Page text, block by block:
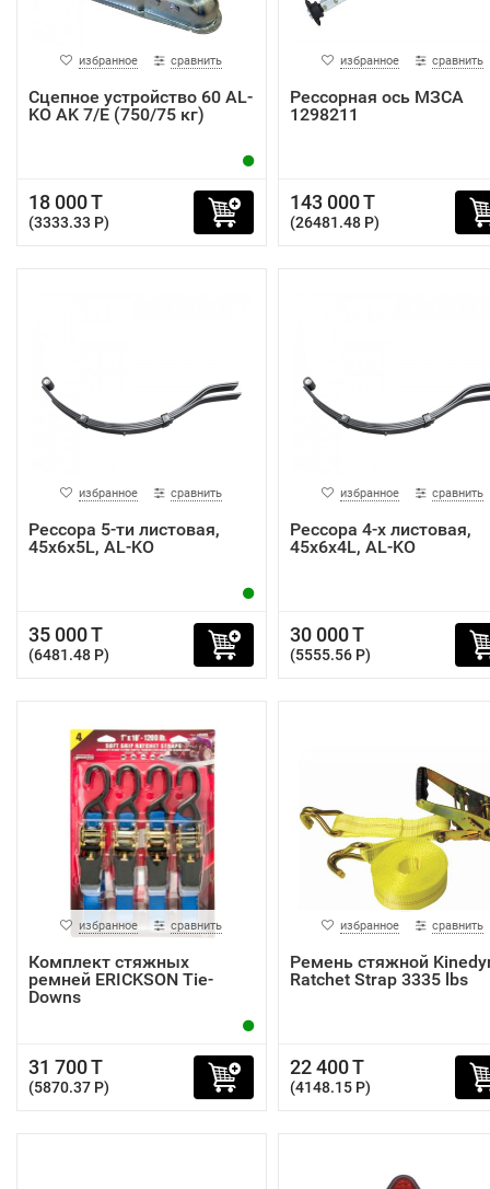
избранное сравнить
Сцепное устройство 60 AL-
KO AK 7/E (750/75 кг)
18 000 T
(3333.33 P)
избранное сравнить
Рессорная ось МЗСА
1298211
143 000 T
(26481.48 P)
избранное сравнить
Рессора 5-ти листовая,
45х6х5L, AL-KO
35 000 T
(6481.48 P)
избранное сравнить
Рессора 4-х листовая,
45х6х4L, AL-KO
30 000 T
(5555.56 P)
избранное сравнить
Комплект стяжных
ремней ERICKSON Tie-
Downs
31 700 T
(5870.37 P)
избранное сравнить
Ремень стяжной
Ratchet Strap 3335 lbs
22 400 T
(4148.15 P)